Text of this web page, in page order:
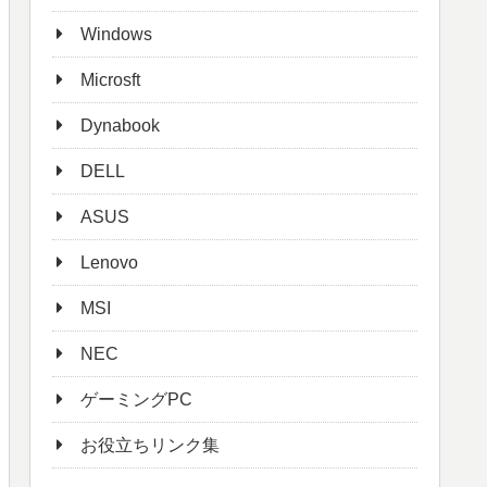
Windows
Microsft
Dynabook
DELL
ASUS
Lenovo
MSI
NEC
ゲーミングPC
お役立ちリンク集